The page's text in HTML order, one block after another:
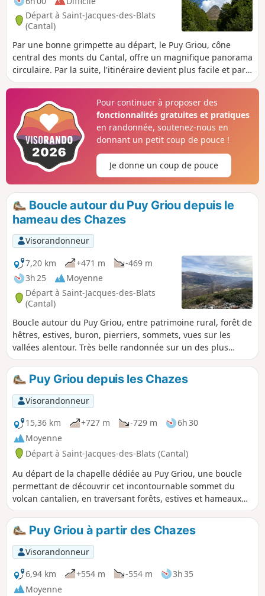
Départ à Saint-Jacques-des-Blats
(Cantal)
Par une bonne grimpette au départ, le Puy Griou, cône
central des monts du Cantal, offre un magnifique panorama
circulaire. Par la suite, l'itinéraire devient plus facile et par
alternances de faux plats montants ou descendants, permet
caractéristique. Le Puy de l'Usclade est un incontournable
de par sa position stratégique. Celui-ci permet d'avoir un
point de vue vers le Nord sur les différents puys et
également sur la vallée de la Jordanne.
Pour continuer à proposer des
fonctionnalités gratuites et pratiques
en randonnée, soutenez-nous en
donnant un petit coup de pouce !
Je donne un coup de pouce
Boucle autour du Puy Griou depuis le
hameau des Chazes
Visorandonneur
7,20 km
+471 m
-469 m
3h 25
Moyenne
Départ à Saint-Jacques-des-Blats
(Cantal)
Boucle autour du Puy Griou, entre patrimoine rural, forêt de
hêtres, estives, buron, pierriers, sommets, vues sur les
vallées alentour. Très belle randonnée sur un des plus
célèbres puys du secteur.
Puy Griou depuis les Chazes
Visorandonneur
15,36 km
+727 m -729 m
6h 30
Moyenne
Départ à Saint-Jacques-des-Blats (Cantal)
Au départ de la chapelle dédiée au Puy Griou, une boucle
permettant de découvrir cet incontournable sommet du
volcan cantalien, en traversant forêts, estives et hameaux
des pentes de la vallée de la Cère.
Puy Griou à partir des Chazes
Visorandonneur
6,94 km
+554 m -554 m
3h 35
Moyenne